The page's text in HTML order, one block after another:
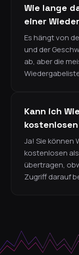
Wie lange
einer
Es hängt von
und der
ab, aber die
Kann ich
Ja! Sie können
kostenlosen
übertragen,
Zugriff darauf